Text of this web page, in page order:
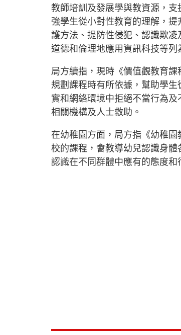
教師培訓及發展學與教資源，
強學生從小對性教育的理解，
護方法、提防性侵犯、認識欺
道德和倫理地應用資訊科技等列
局方續指，現時《價值觀教育
規劃課程時有所依據，幫助學
實和網絡環境中拒絕不當行為
相關機構及人士救助。
在幼稚園方面，局方指《幼稚
校的課程，會教導幼兒認識身
認識在不同群體中應有的態度